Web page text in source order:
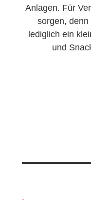
Anlagen. Für
sorgen,
lediglich ein
und